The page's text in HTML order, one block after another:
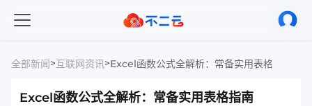
全部新闻>互联网资讯>Excel函数公式全解析：常备实用表格指南
Excel函数公式全解析：常备实用表格指南